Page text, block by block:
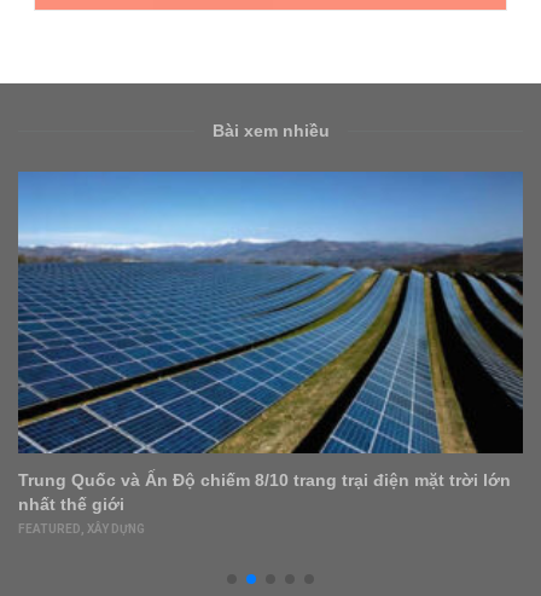
Bài xem nhiều
Thiết kế xanh mang thiên nhiên vào nội thất
FEATURED, NỘI – NGOẠI THẤT